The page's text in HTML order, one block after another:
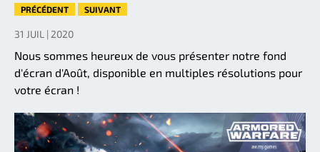
PRÉCÉDENT SUIVANT
31 JUIL | 2020
Nous sommes heureux de vous présenter notre fond
d'écran d'Août, disponible en multiples résolutions pour
votre écran !